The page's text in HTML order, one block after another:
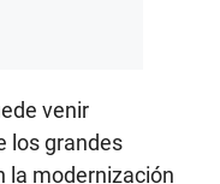
venir
los grandes
la modernización